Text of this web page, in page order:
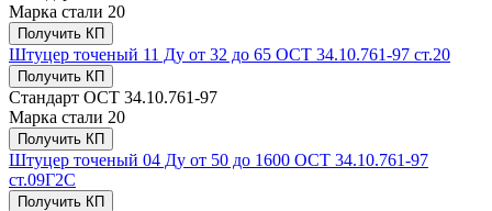
Марка стали 20
Получить КП
Штуцер точеный 11 Ду от 32 до 65 ОСТ 34.10.761-97 ст.20
Получить КП
Стандарт ОСТ 34.10.761-97
Марка стали 20
Получить КП
Штуцер точеный 04 Ду от 50 до 1600 ОСТ 34.10.761-97
ст.09Г2С
Получить КП